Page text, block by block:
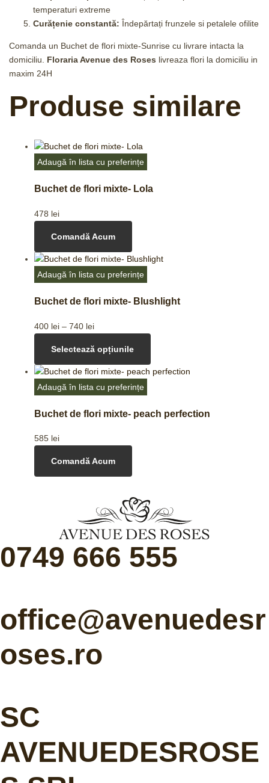
temperaturi extreme
Curățenie constantă: Îndepărtați frunzele si petalele ofilite
Comanda un Buchet de flori mixte-Sunrise cu livrare intacta la
domiciliu. Floraria Avenue des Roses livreaza flori la domiciliu in
maxim 24H
Produse similare
Adaugă în lista cu preferințe
Buchet de flori mixte- Lola
478 lei
Comandă Acum
Adaugă în lista cu preferințe
Buchet de flori mixte- Blushlight
400 lei – 740 lei
Selectează opțiunile
Adaugă în lista cu preferințe
Buchet de flori mixte- peach perfection
585 lei
Comandă Acum
0749 666 555
office@avenuedesr
oses.ro
SC
AVENUEDESROSE